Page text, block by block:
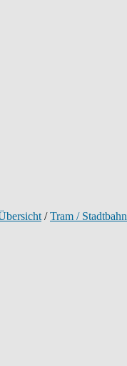
/Tram / Stadtbahn